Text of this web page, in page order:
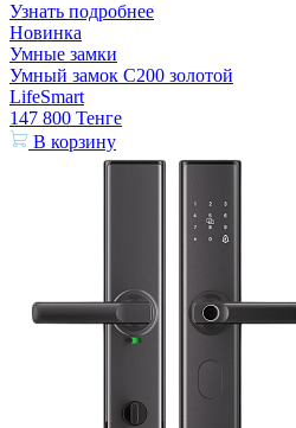
Узнать подробнее
Новинка
Умные замки
Умный замок С200 золотой
LifeSmart
147 800 Тенге
В корзину